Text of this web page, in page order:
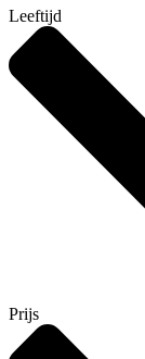
Leeftijd
Prijs